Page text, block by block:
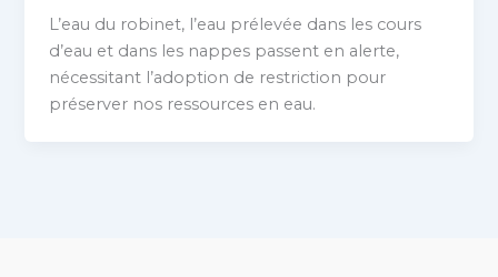
L’eau du robinet, l’eau prélevée dans les cours
d’eau et dans les nappes passent en alerte,
nécessitant l’adoption de restriction pour
préserver nos ressources en eau.